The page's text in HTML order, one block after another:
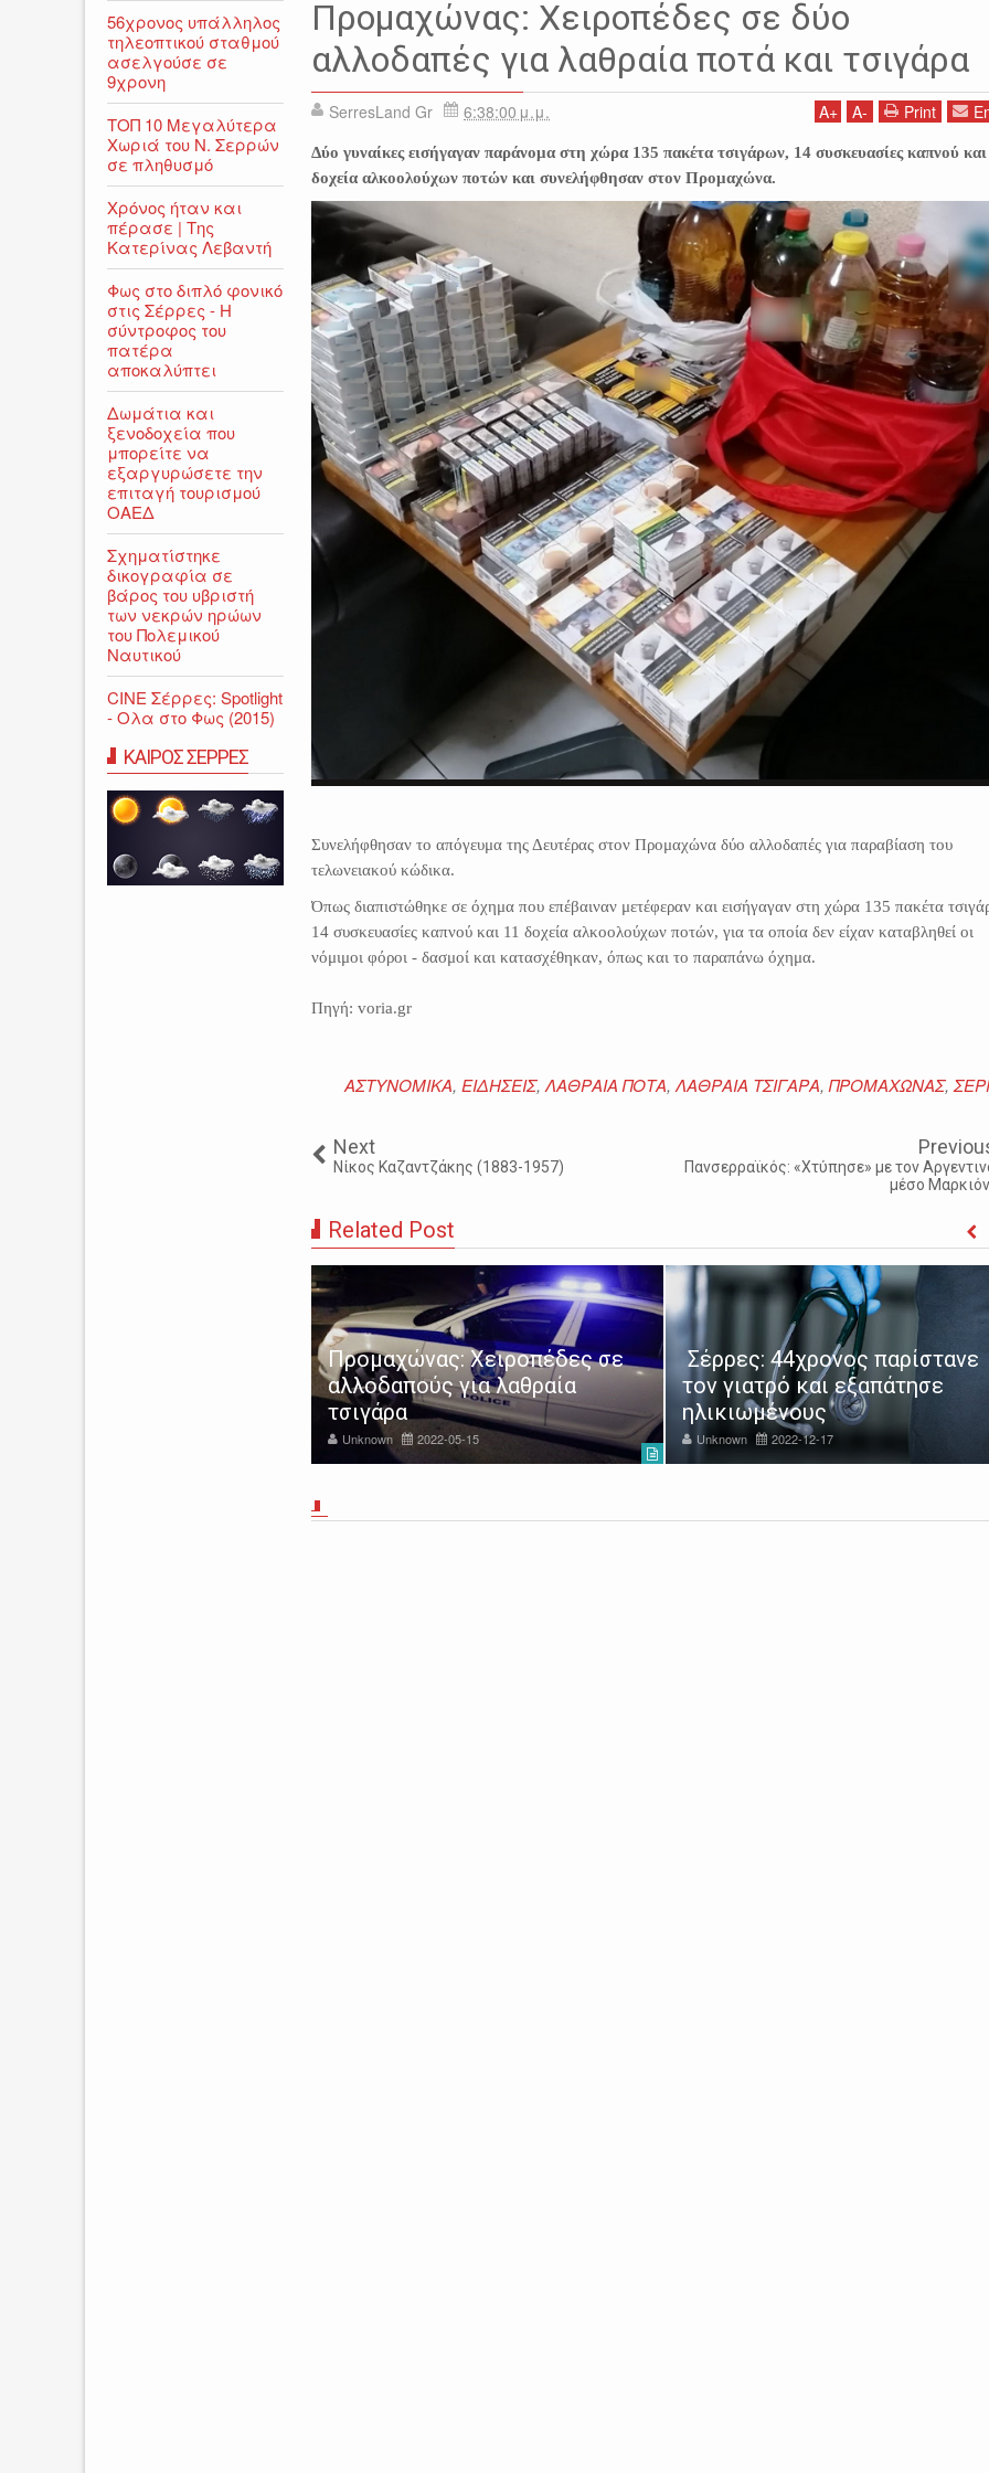
Προμαχώνας: Χειροπέδες σε δύο
αλλοδαπές για λαθραία ποτά και τσιγάρα
SerresLand Gr 6:38:00 μ.μ. A+ A- Print
Δύο γυναίκες εισήγαγαν παράνομα στη χώρα 135 πακέτα τσιγάρων, 14 συσκευασίες καπνού και
δοχεία αλκοολούχων ποτών και συνελήφθησαν στον Προμαχώνα.
Συνελήφθησαν το απόγευμα της Δευτέρας στον Προμαχώνα δύο αλλοδαπές για παραβίαση του
τελωνειακού κώδικα.
Όπως διαπιστώθηκε σε όχημα που επέβαιναν μετέφεραν και εισήγαγαν στη χώρα 135 πακέτα
14 συσκευασίες καπνού και 11 δοχεία αλκοολούχων ποτών, για τα οποία δεν είχαν καταβληθεί οι
νόμιμοι φόροι - δασμοί και κατασχέθηκαν, όπως και το παραπάνω όχημα.
Πηγή: voria.gr
ΑΣΤΥΝΟΜΙΚΑ, ΕΙΔΗΣΕΙΣ, ΛΑΘΡΑΙΑ ΠΟΤΑ, ΛΑΘΡΑΙΑ ΤΣΙΓΑΡΑ, ΠΡΟΜΑΧΩΝΑΣ,
Next
Νίκος Καζαντζάκης (1883-1957)
Πανσερραϊκός: «Χτύπησε» με τον
μέσο
Related Post
Προμαχώνας: Χειροπέδες σε
αλλοδαπούς για λαθραία
τσιγάρα
Unknown 2022-05-15
Σέρρες: 44χρονος παρίστανε
τον γιατρό και εξαπάτησε
ηλικιωμένους
Unknown 2022-12-17
56χρονος υπάλληλος
τηλεοπτικού σταθμού
ασελγούσε σε
9χρονη
ΤΟΠ 10 Μεγαλύτερα
Χωριά του Ν. Σερρών
σε πληθυσμό
Χρόνος ήταν και
πέρασε | Της
Κατερίνας Λεβαντή
Φως στο διπλό φονικό
στις Σέρρες - Η
σύντροφος του
πατέρα
αποκαλύπτει
Δωμάτια και
ξενοδοχεία που
μπορείτε να
εξαργυρώσετε την
επιταγή τουρισμού
ΟΑΕΔ
Σχηματίστηκε
δικογραφία σε
βάρος του υβριστή
των νεκρών ηρώων
του Πολεμικού
Ναυτικού
CINE Σέρρες: Spotlight
- Ολα στο Φως (2015)
ΚΑΙΡΟΣ ΣΕΡΡΕΣ